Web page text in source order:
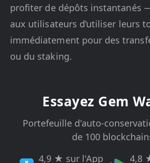
profiter de dépôts instantanés
aux utilisateurs d’utiliser leurs
immédiatement pour des
ou du staking.
Essayez Gem
Portefeuille d'auto-
de 100
4,9 ★ sur l'App
4,8